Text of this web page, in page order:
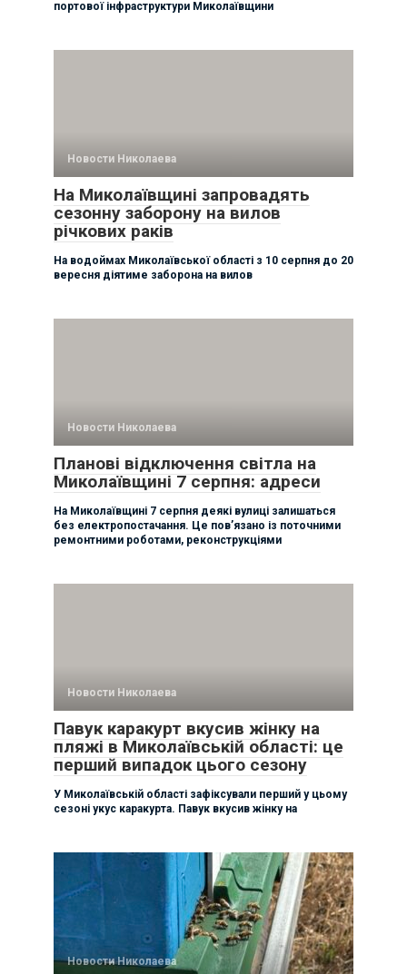
портової інфраструктури Миколаївщини
Новости Николаева
На Миколаївщині запровадять
сезонну заборону на вилов
річкових раків
На водоймах Миколаївської області з 10 серпня до 20
вересня діятиме заборона на вилов
Новости Николаева
Планові відключення світла на
Миколаївщині 7 серпня: адреси
На Миколаївщині 7 серпня деякі вулиці залишаться
без електропостачання. Це пов’язано із поточними
ремонтними роботами, реконструкціями
Новости Николаева
Павук каракурт вкусив жінку на
пляжі в Миколаївській області: це
перший випадок цього сезону
У Миколаївській області зафіксували перший у цьому
сезоні укус каракурта. Павук вкусив жінку на
Новости Николаева